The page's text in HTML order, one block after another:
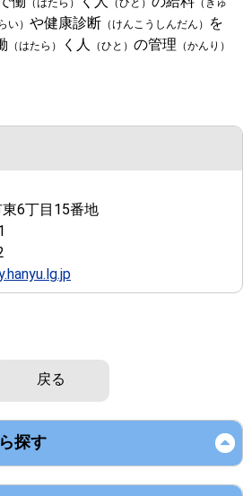
（はたら） （ひと）
（きゅ
い） や健康診断 （けんこうしんだん）
を
（はたら） く人 （ひと） の管理 （かんり）
6丁目15番地
戻る
探す